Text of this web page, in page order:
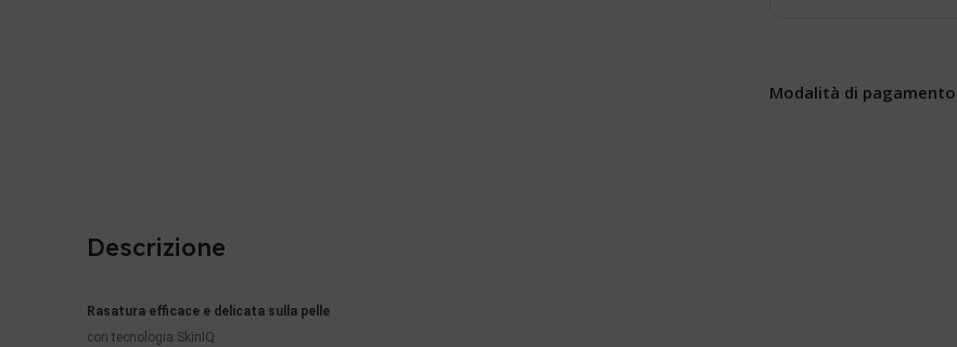
Modalità di
Descrizione
Rasatura efficace e delicata sulla pelle
con tecnologia SkinIQ